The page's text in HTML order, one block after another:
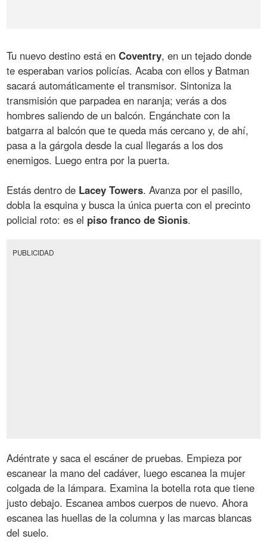
Tu nuevo destino está enCoventry, en un tejado donde
te esperaban varios policías. Acaba con ellos y Batman
sacará automáticamente el transmisor. Sintoniza la
transmisión que parpadea en naranja; verás a dos
hombres saliendo de un balcón. Engánchate con la
batgarra al balcón que te queda más cercano y, de ahí,
pasa a la gárgola desde la cual llegarás a los dos
enemigos. Luego entra por la puerta.
Estás dentro de Lacey Towers. Avanza por el pasillo,
dobla la esquina y busca la única puerta con el precinto
policial roto: es el piso franco de Sionis.
PUBLICIDAD
Adéntrate y saca el escáner de pruebas. Empieza por
escanear la mano del cadáver, luego escanea la mujer
colgada de la lámpara. Examina la botella rota que tiene
justo debajo. Escanea ambos cuerpos de nuevo. Ahora
escanea las huellas de la columna y las marcas blancas
del suelo.